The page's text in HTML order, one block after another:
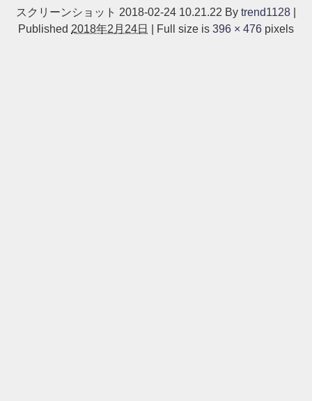
スクリーンショット 2018-02-24 10.21.22 By trend1128
Published 2018年2月24日 Full size is 396 × 476 pixels